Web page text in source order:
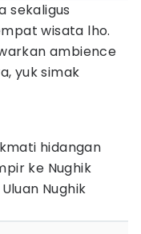
sekaligus
wisata lho.
ambience
yuk simak
hidangan
ke Nughik
Nughik